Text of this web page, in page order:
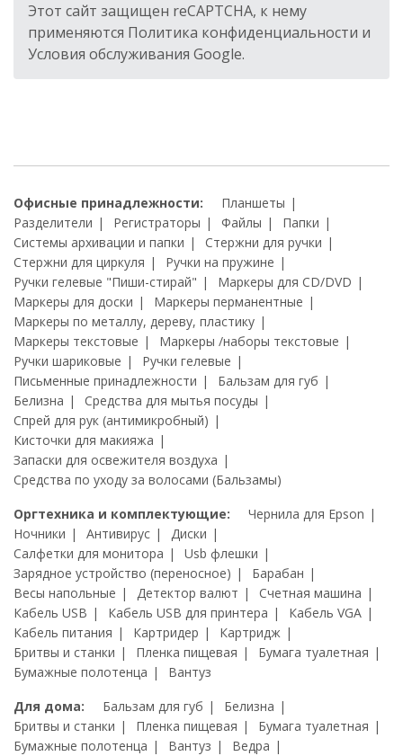
Этот сайт защищен reCAPTCHA, к нему
применяются Политика конфиденциальности и
Условия обслуживания Google.
Офисные принадлежности:
Планшеты
Разделители
Регистраторы Файлы
Папки
Системы архивации и папки
Стержни для ручки
Стержни для циркуля
Ручки на пружине
Ручки гелевые "Пиши-стирай"
Маркеры для CD/DVD
Маркеры для доски
Маркеры перманентные
Маркеры по металлу, дереву, пластику
Маркеры текстовые
Маркеры /наборы текстовые
Ручки шариковые
Ручки гелевые
Письменные принадлежности
Бальзам для губ
Белизна
Средства для мытья посуды
Спрей для рук (антимикробный)
Кисточки для макияжа
Запаски для освежителя воздуха
Средства по уходу за волосами (Бальзамы)
Оргтехника и комплектующие:
Чернила для Epson
Ночники
Антивирус
Диски
Салфетки для монитора
Usb флешки
Зарядное устройство (переносное)
Барабан
Весы напольные
Детектор валют
Счетная машина
Кабель USB
Кабель USB для принтера
Кабель VGA
Кабель питания
Картридер
Картридж
Бритвы и станки
Пленка пищевая
Бумага туалетная
Бумажные полотенца
Вантуз
Для дома:
Бальзам для губ
Белизна
Бритвы и станки
Пленка пищевая
Бумага туалетная
Бумажные полотенца
Вантуз
Ведра